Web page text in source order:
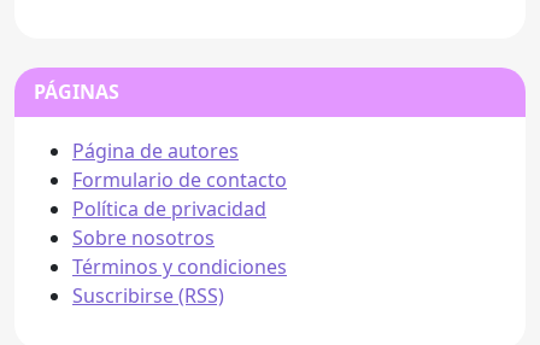
PÁGINAS
Página de autores
Formulario de contacto
Política de privacidad
Sobre nosotros
Términos y condiciones
Suscribirse (RSS)